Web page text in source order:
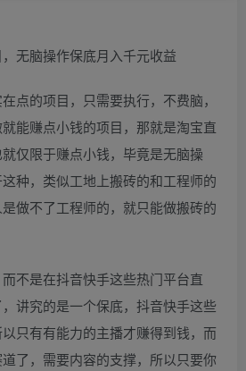
无脑操作保底月入千元收益
点的项目，只需要执行，不费脑，
能赚点小钱的项目，那就是淘宝直
仅限于赚点小钱，毕竟是无脑操
种，类似工地上搬砖的和工程师的
做不了工程师的，就只能做搬砖的
不是在抖音快手这些热门平台直
讲究的是一个保底，抖音快手这些
只有有能力的主播才赚得到钱，而
了，需要内容的支撑，所以只要你